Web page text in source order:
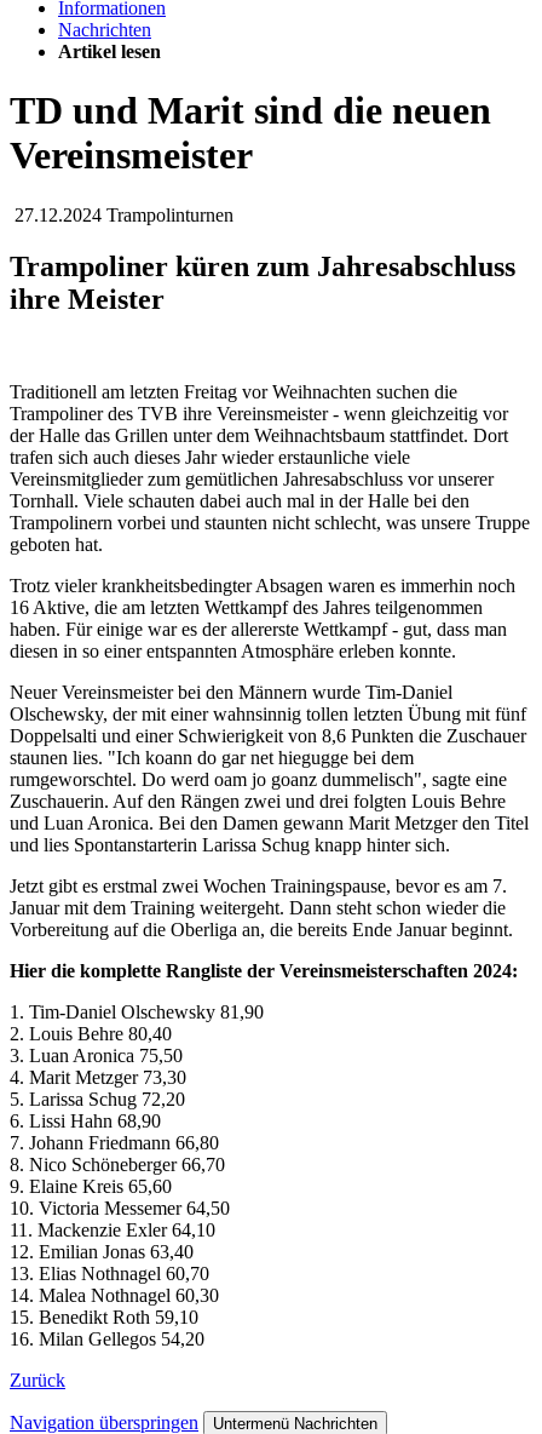
Informationen
Nachrichten
Artikel lesen
TD und Marit sind die neuen
Vereinsmeister
27.12.2024 Trampolinturnen
Trampoliner küren zum Jahresabschluss
ihre Meister
Traditionell am letzten Freitag vor Weihnachten suchen die
Trampoliner des TVB ihre Vereinsmeister - wenn gleichzeitig vor
der Halle das Grillen unter dem Weihnachtsbaum stattfindet. Dort
trafen sich auch dieses Jahr wieder erstaunliche viele
Vereinsmitglieder zum gemütlichen Jahresabschluss vor unserer
Tornhall. Viele schauten dabei auch mal in der Halle bei den
Trampolinern vorbei und staunten nicht schlecht, was unsere Truppe
geboten hat.
Trotz vieler krankheitsbedingter Absagen waren es immerhin noch
16 Aktive, die am letzten Wettkampf des Jahres teilgenommen
haben. Für einige war es der allererste Wettkampf - gut, dass man
diesen in so einer entspannten Atmosphäre erleben konnte.
Neuer Vereinsmeister bei den Männern wurde Tim-Daniel
Olschewsky, der mit einer wahnsinnig tollen letzten Übung mit fünf
Doppelsalti und einer Schwierigkeit von 8,6 Punkten die Zuschauer
staunen lies. "Ich koann do gar net hiegugge bei dem
rumgeworschtel. Do werd oam jo goanz dummelisch", sagte eine
Zuschauerin. Auf den Rängen zwei und drei folgten Louis Behre
und Luan Aronica. Bei den Damen gewann Marit Metzger den Titel
und lies Spontanstarterin Larissa Schug knapp hinter sich.
Jetzt gibt es erstmal zwei Wochen Trainingspause, bevor es am 7.
Januar mit dem Training weitergeht. Dann steht schon wieder die
Vorbereitung auf die Oberliga an, die bereits Ende Januar beginnt.
Hier die komplette Rangliste der Vereinsmeisterschaften 2024:
1. Tim-Daniel Olschewsky 81,90
2. Louis Behre 80,40
3. Luan Aronica 75,50
4. Marit Metzger 73,30
5. Larissa Schug 72,20
6. Lissi Hahn 68,90
7. Johann Friedmann 66,80
8. Nico Schöneberger 66,70
9. Elaine Kreis 65,60
10. Victoria Messemer 64,50
11. Mackenzie Exler 64,10
12. Emilian Jonas 63,40
13. Elias Nothnagel 60,70
14. Malea Nothnagel 60,30
15. Benedikt Roth 59,10
16. Milan Gellegos 54,20
Zurück
Navigation überspringen Untermenü Nachrichten